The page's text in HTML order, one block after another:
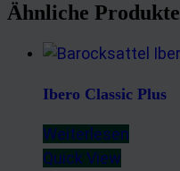
Ähnliche Produkte
Ibero Classic Plus
Weiterlesen
Quick View